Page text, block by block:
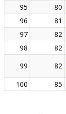
95
80
96
81
97
82
98
82
99
82
100
85